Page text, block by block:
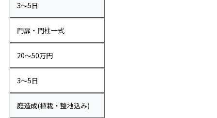
3〜5日
門扉・門柱一式
20〜50万円
3〜5日
庭造成(植栽・整地込み)